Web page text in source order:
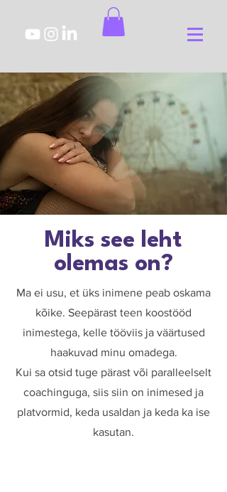
Miks see leht
olemas on?
Ma ei usu, et üks inimene peab oskama
kõike. Seepärast teen koostööd
inimestega, kelle tööviis ja väärtused
haakuvad minu omadega.
Kui sa otsid tuge pärast või paralleelselt
coachinguga, siis siin on inimesed ja
platvormid, keda usaldan ja keda ka ise
kasutan.